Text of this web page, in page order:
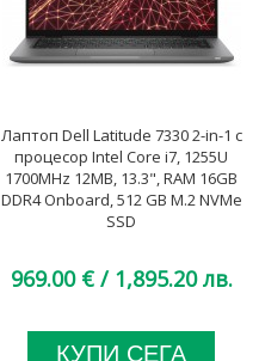
Лаптоп Dell Latitude 7330 2-in-1 с
процесор Intel Core i7, 1255U
1700MHz 12MB, 13.3", RAM 16GB
DDR4 Onboard, 512 GB M.2 NVMe
SSD
969.00 €/ 1,895.20 лв.
КУПИ СЕГА